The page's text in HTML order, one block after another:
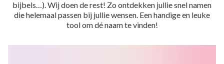
bijbels…). Wij doen de rest! Zo ontdekken jullie snel namen
die helemaal passen bij jullie wensen. Een handige en leuke
tool om dé naam te vinden!